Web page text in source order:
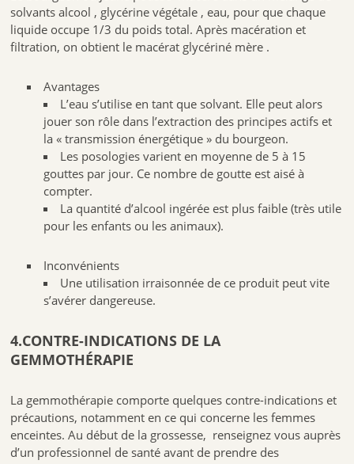
solvants alcool , glycérine végétale , eau, pour que chaque
liquide occupe 1/3 du poids total. Après macération et
filtration, on obtient le macérat glycériné mère .
Avantages
L’eau s’utilise en tant que solvant. Elle peut alors
jouer son rôle dans l’extraction des principes actifs et
la « transmission énergétique » du bourgeon.
Les posologies varient en moyenne de 5 à 15
gouttes par jour. Ce nombre de goutte est aisé à
compter.
La quantité d’alcool ingérée est plus faible (très utile
pour les enfants ou les animaux).
Inconvénients
Une utilisation irraisonnée de ce produit peut vite
s’avérer dangereuse.
4.CONTRE-INDICATIONS DE LA
GEMMOTHÉRAPIE
La gemmothérapie comporte quelques contre-indications et
précautions, notamment en ce qui concerne les femmes
enceintes. Au début de la grossesse, renseignez vous auprès
d’un professionnel de santé avant de prendre des